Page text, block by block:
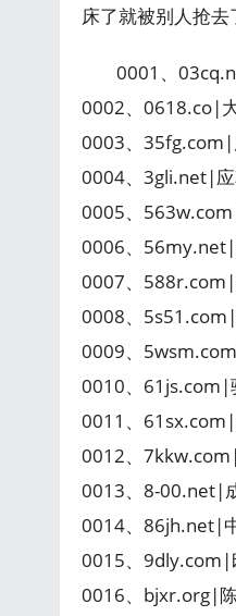
床了就被别人抢去
0001、
0002、0618.co|
0003、35fg.com|
0004、3gli.net|应
0005、
0006、56my.net|
0007、588r.com|
0008、
0009、
0010、61js.com|
0011、
0012、
0013、8-00.net|
0014、86jh.net|
0015、9dly.com|
0016、bjxr.org|